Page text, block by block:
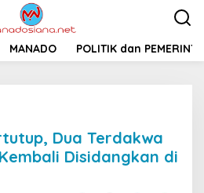
MANADO POLITIK dan
Dua Terdakwa
Disidangkan di